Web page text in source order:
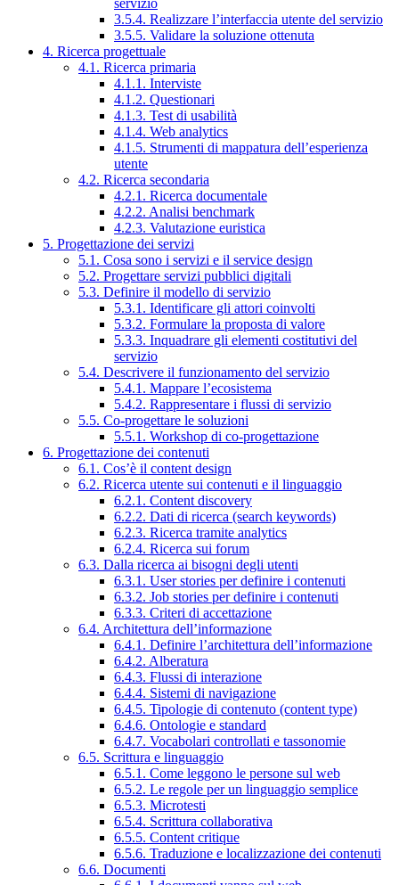
servizio
3.5.4. Realizzare l’interfaccia utente del servizio
3.5.5. Validare la soluzione ottenuta
4. Ricerca progettuale
4.1. Ricerca primaria
4.1.1. Interviste
4.1.2. Questionari
4.1.3. Test di usabilità
4.1.4. Web analytics
4.1.5. Strumenti di mappatura dell’esperienza
utente
4.2. Ricerca secondaria
4.2.1. Ricerca documentale
4.2.2. Analisi benchmark
4.2.3. Valutazione euristica
5. Progettazione dei servizi
5.1. Cosa sono i servizi e il service design
5.2. Progettare servizi pubblici digitali
5.3. Definire il modello di servizio
5.3.1. Identificare gli attori coinvolti
5.3.2. Formulare la proposta di valore
5.3.3. Inquadrare gli elementi costitutivi del
servizio
5.4. Descrivere il funzionamento del servizio
5.4.1. Mappare l’ecosistema
5.4.2. Rappresentare i flussi di servizio
5.5. Co-progettare le soluzioni
5.5.1. Workshop di co-progettazione
6. Progettazione dei contenuti
6.1. Cos’è il content design
6.2. Ricerca utente sui contenuti e il linguaggio
6.2.1. Content discovery
6.2.2. Dati di ricerca (search keywords)
6.2.3. Ricerca tramite analytics
6.2.4. Ricerca sui forum
6.3. Dalla ricerca ai bisogni degli utenti
6.3.1. User stories per definire i contenuti
6.3.2. Job stories per definire i contenuti
6.3.3. Criteri di accettazione
6.4. Architettura dell’informazione
6.4.1. Definire l’architettura dell’informazione
6.4.2. Alberatura
6.4.3. Flussi di interazione
6.4.4. Sistemi di navigazione
6.4.5. Tipologie di contenuto (content type)
6.4.6. Ontologie e standard
6.4.7. Vocabolari controllati e tassonomie
6.5. Scrittura e linguaggio
6.5.1. Come leggono le persone sul web
6.5.2. Le regole per un linguaggio semplice
6.5.3. Microtesti
6.5.4. Scrittura collaborativa
6.5.5. Content critique
6.5.6. Traduzione e localizzazione dei contenuti
6.6. Documenti